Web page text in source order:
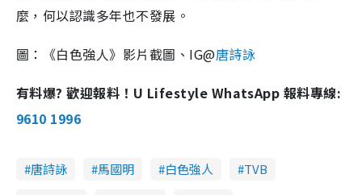
麼，何以認識多年也不發展。
圖：《白色強人》影片截圖、IG@唐詩詠
有料爆? 歡迎報料！U Lifestyle WhatsApp 報料專線:
9610 1996
唐詩詠 馬國明 白色強人
TVB